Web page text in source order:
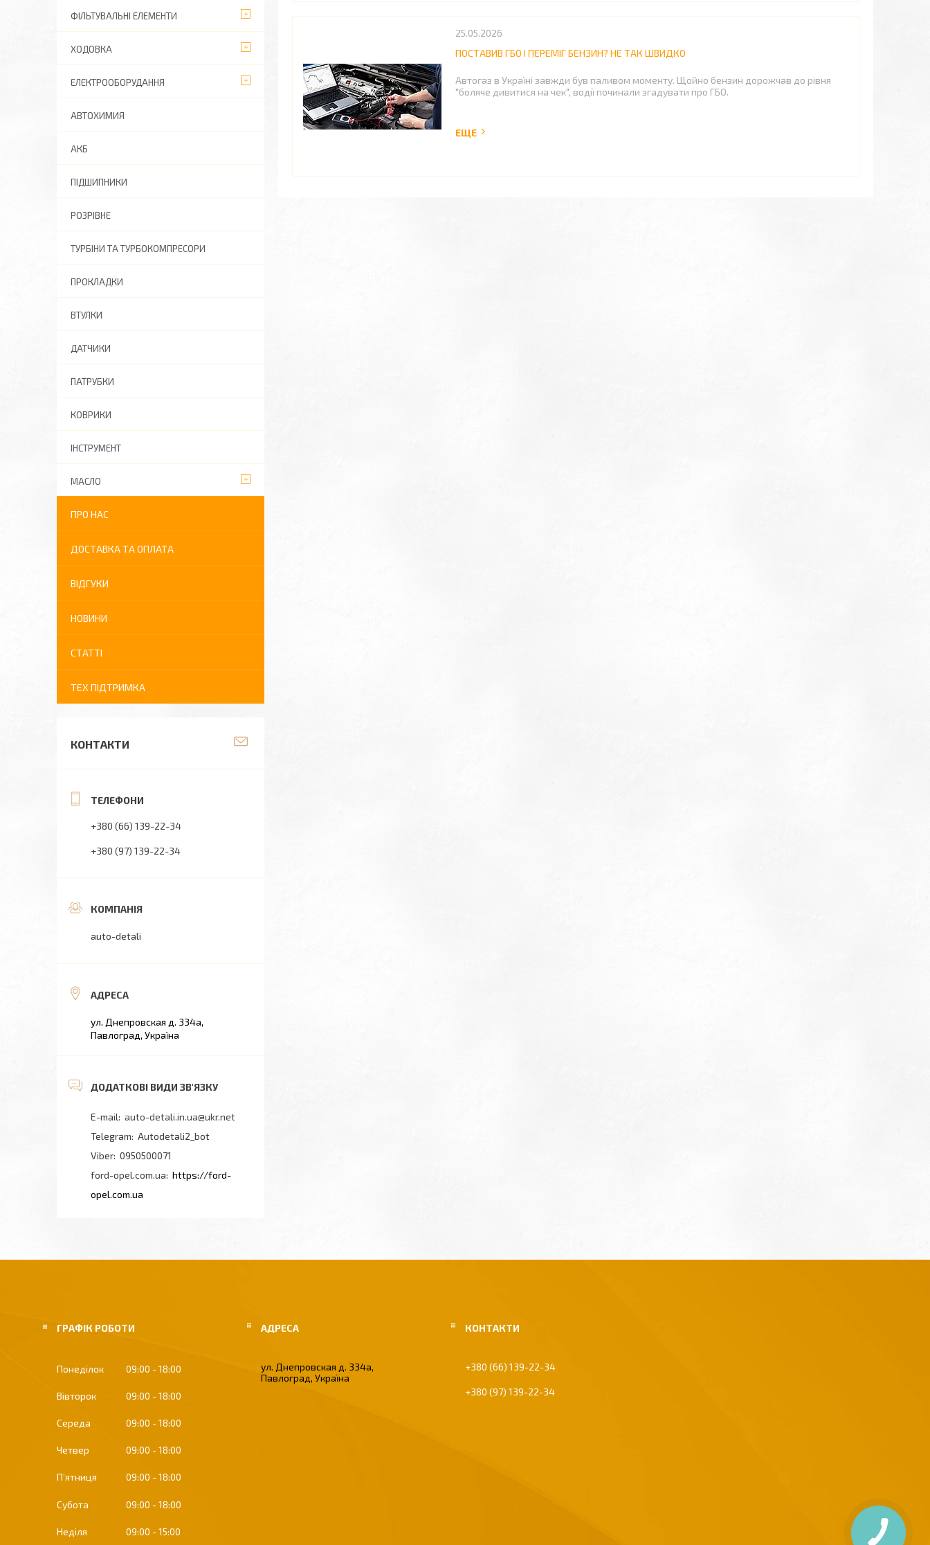
25.05.2026
ПОСТАВИВ ГБО І ПЕРЕМІГ БЕНЗИН? НЕ ТАК ШВИДКО
Автогаз в Україні завжди був паливом моменту. Щойно бензин дорожчав до рівня
"боляче дивитися на чек", водії починали згадувати про ГБО.
ФІЛЬТУВАЛЬНІ ЕЛЕМЕНТИ
ХОДОВКА
ЕЛЕКТРООБОРУДАННЯ
АВТОХИМИЯ
АКБ
ПІДШИПНИКИ
РОЗРІВНЕ
ТУРБІНИ ТА ТУРБОКОМПРЕСОРИ
ПРОКЛАДКИ
ВТУЛКИ
ДАТЧИКИ
ПАТРУБКИ
КОВРИКИ
ІНСТРУМЕНТ
МАСЛО
ПРО НАС
ДОСТАВКА ТА ОПЛАТА
ВІДГУКИ
НОВИНИ
СТАТТІ
ТЕХ ПІДТРИМКА
КОНТАКТИ
+380 (66) 139-22-34
+380 (97) 139-22-34
auto-detali
ул. Днепровская д. 334а,
Павлоград, Україна
auto-detali.in.ua@ukr.net
Autodetali2_bot
0950500071
ford-opel.com.ua https://ford-
opel.com.ua
ГРАФІК РОБОТИ
Понеділок 09:00 18:00
Вівторок 09:00 18:00
Середа 09:00 18:00
Четвер 09:00 18:00
Пʼятниця 09:00 18:00
Субота 09:00 18:00
Неділя 09:00 15:00
ул. Днепровская д. 334а,
Павлоград, Україна
+380 (66) 139-22-34
+380 (97) 139-22-34